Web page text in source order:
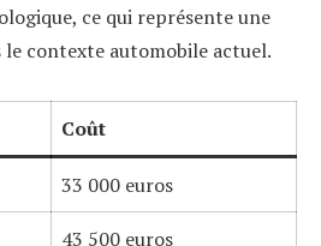
ce qui représente une
le contexte automobile actuel.
Coût
33 000 euros
43 500 euros